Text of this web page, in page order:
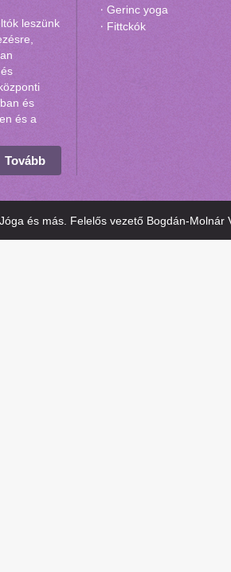
leszünk
és
és a
Tovább
Gerinc yoga
Fittckók
és más. Felelős vezető Bogdán-